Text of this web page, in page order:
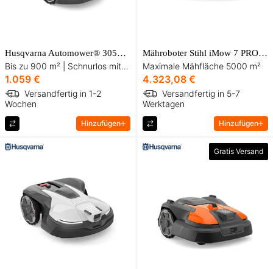
Husqvarna Automower® 305E NERA Mähroboter
Bis zu 900 m² | Schnurlos mit WLAN | EdgeCut-Kantenschnitt
1.059 €
Versandfertig in 1-2
Wochen
Hinzufügen
Mähroboter Stihl iMow 7 PRO - Blitzschutz gratis dazu!
Maximale Mähfläche 5000 m²
4.323,08 €
Versandfertig in 5-7
Werktagen
Hinzufügen
Gratis Versand